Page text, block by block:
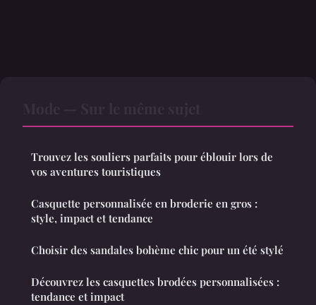
Trouvez les souliers parfaits pour éblouir lors de
vos aventures touristiques
Casquette personnalisée en broderie en gros :
style, impact et tendance
Choisir des sandales bohème chic pour un été stylé
Découvrez les casquettes brodées personnalisées :
tendance et impact